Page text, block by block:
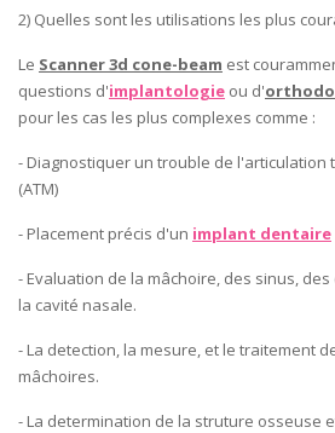
2) Quelles sont les utilisations les plus
Le Scanner 3d cone-beam est
questions d'implantologie ou d'
pour les cas les plus complexes comme :
- Diagnostiquer un trouble de l'articulation
(ATM)
- Placement précis d'un implant dentaire
- Evaluation de la mâchoire, des sinus,
la cavité nasale.
- La detection, la mesure, et le traitement
mâchoires.
- La determination de la struture osseuse